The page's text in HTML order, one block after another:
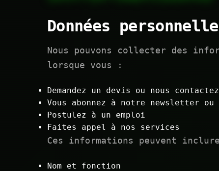
Données
Nous pouvons collecter des
lorsque vous :
Demandez un devis ou nous
Vous abonnez à notre newsletter ou
Postulez à un emploi
Faites appel à nos services
Ces informations peuvent
Nom et fonction